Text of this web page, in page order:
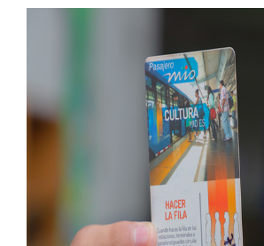
fuego
de
los
Juegos
Nacionales
Eje
Cafetero
2023»